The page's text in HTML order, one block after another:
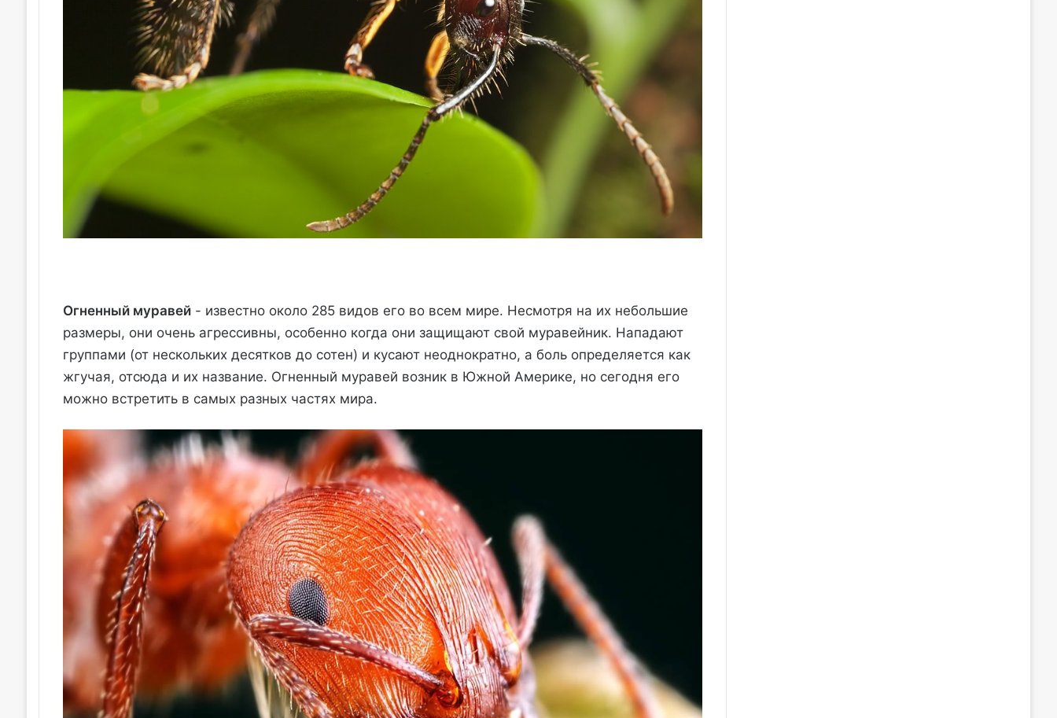
Огненный муравей- известно около 285 видов его во всем мире. Несмотря на их небольшие
размеры, они очень агрессивны, особенно когда они защищают свой муравейник. Нападают
группами (от нескольких десятков до сотен) и кусают неоднократно, а боль определяется как
жгучая, отсюда и их название. Огненный муравей возник в Южной Америке, но сегодня его
можно встретить в самых разных частях мира.